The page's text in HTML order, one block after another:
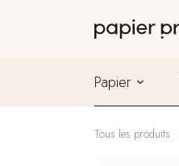
Papier
Tous les produits